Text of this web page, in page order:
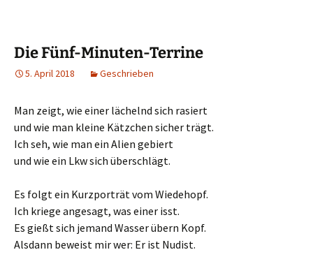
Die Fünf-Minuten-Terrine
5. April 2018 Geschrieben
Man zeigt, wie einer lächelnd sich rasiert
und wie man kleine Kätzchen sicher trägt.
Ich seh, wie man ein Alien gebiert
und wie ein Lkw sich überschlägt.
Es folgt ein Kurzporträt vom Wiedehopf.
Ich kriege angesagt, was einer isst.
Es gießt sich jemand Wasser übern Kopf.
Alsdann beweist mir wer: Er ist Nudist.